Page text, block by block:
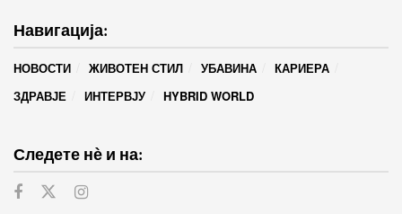
Навигација:
НОВОСТИ ЖИВОТЕН СТИЛ УБАВИНА
КАРИЕРА
ЗДРАВЈЕ
ИНТЕРВЈУ HYBRID WORLD
Следете нѐ и на: